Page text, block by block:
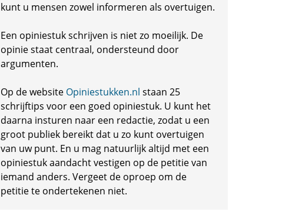
kunt u mensen zowel informeren als overtuigen.
Een opiniestuk schrijven is niet zo moeilijk. De
opinie staat centraal, ondersteund door
argumenten.
Op de website Opiniestukken.nl staan 25
schrijftips voor een goed opiniestuk. U kunt het
daarna insturen naar een redactie, zodat u een
groot publiek bereikt dat u zo kunt overtuigen
van uw punt. En u mag natuurlijk altijd met een
opiniestuk aandacht vestigen op de petitie van
iemand anders. Vergeet de oproep om de
petitie te ondertekenen niet.